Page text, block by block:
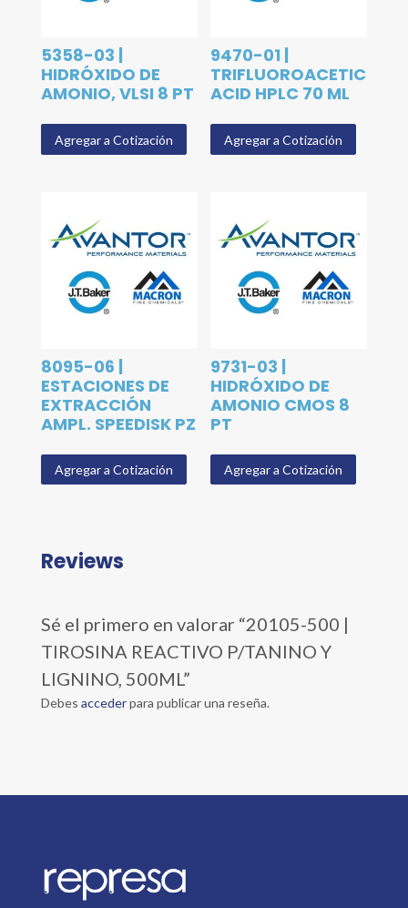
5358-03 |
HIDRÓXIDO DE
AMONIO, VLSI 8 PT
Agregar a Cotización
9470-01 |
TRIFLUOROACETIC
ACID HPLC 70 ML
Agregar a Cotización
8095-06 |
ESTACIONES DE
EXTRACCIÓN
AMPL. SPEEDISK PZ
Agregar a Cotización
9731-03 |
HIDRÓXIDO DE
AMONIO CMOS 8
PT
Agregar a Cotización
Reviews
Sé el primero en valorar “20105-500 |
TIROSINA REACTIVO P/TANINO Y
LIGNINO, 500ML”
Debes accederpara publicar una reseña.